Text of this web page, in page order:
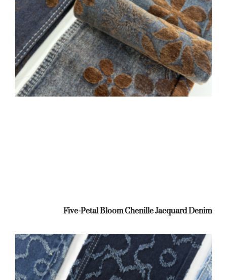
Five-Petal Bloom Chenille Jacquard Denim